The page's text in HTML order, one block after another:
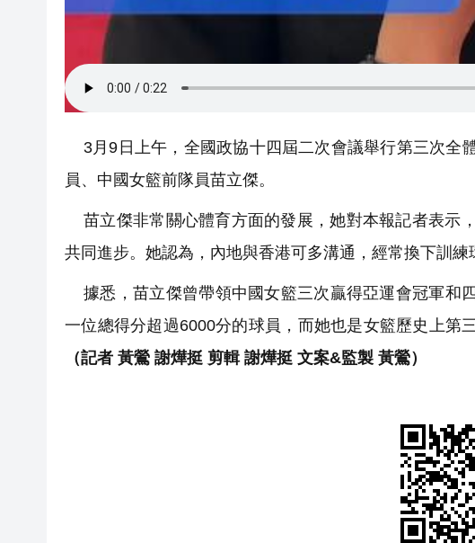
3月9日上午，全國政協十四屆二次會議舉行第三次全
員、中國女籃前隊員苗立傑。
苗立傑非常關心體育方面的發展，她對本報記者表示
共同進步。她認為，內地與香港可多溝通，經常換下訓練
據悉，苗立傑曾帶領中國女籃三次贏得亞運會冠軍和
一位總得分超過6000分的球員，而她也是女籃歷史上第
（記者 黃鶯 謝燁挺 剪輯 謝燁挺 文案&監製 黃鶯）